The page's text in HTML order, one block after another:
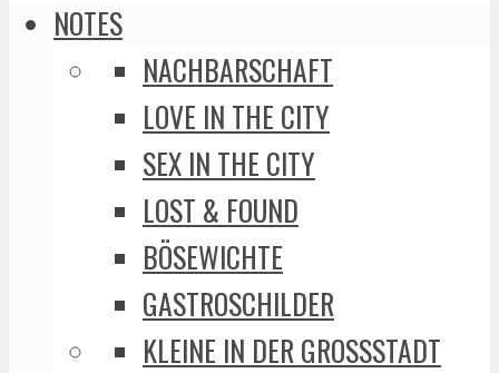
NOTES
NACHBARSCHAFT
LOVE IN THE CITY
SEX IN THE CITY
LOST & FOUND
BÖSEWICHTE
GASTROSCHILDER
KLEINE IN DER GROSSSTADT